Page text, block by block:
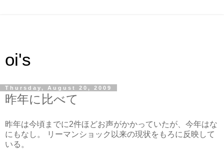
oi's
Thursday, August 20, 2009
昨年に比べて
昨年は今頃までに2件ほどお声がかかっていたが、今年はな
にもなし。 リーマンショック以来の現状をもろに反映して
いる。